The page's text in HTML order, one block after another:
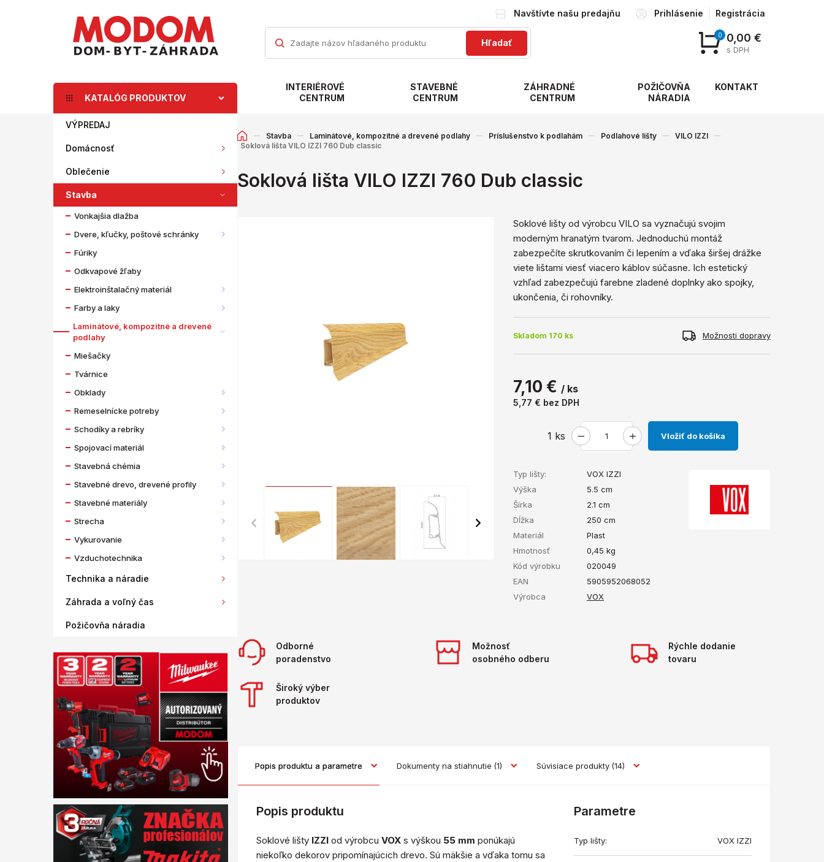
Navštívte našu predajňu Prihlásenie Registrácia
Hľadať
0 0,00 €
s DPH
INTERIÉROVÉ
CENTRUM
STAVEBNÉ
CENTRUM
ZÁHRADNÉ
CENTRUM
POŽIČOVŇA
NÁRADIA
KONTAKT
KATALÓG PRODUKTOV
VÝPREDAJ
Domácnosť
Oblečenie
Stavba
Vonkajšia dlažba
Dvere, kľučky, poštové schránky
Fúriky
Odkvapové žľaby
Elektroinštalačný materiál
Farby a laky
Laminátové, kompozitné a drevené
podlahy
Miešačky
Tvárnice
Obklady
Remeselnícke potreby
Schodíky a rebríky
Spojovací materiál
Stavebná chémia
Stavebné drevo, drevené profily
Stavebné materiály
Strecha
Vykurovanie
Vzduchotechnika
Technika a náradie
Záhrada a voľný čas
Požičovňa náradia
Stavba Laminátové, kompozitné a drevené podlahy Príslušenstvo k podlahám Podlahové lišty
VILO IZZI
Soklová lišta VILO IZZI 760 Dub classic
Soklová lišta VILO IZZI 760 Dub classic
Soklové lišty od výrobcu VILO sa vyznačujú svojim
moderným hranatým tvarom. Jednoduchú montáž
zabezpečíte skrutkovaním či lepením a vďaka širšej drážke
viete lištami viesť viacero káblov súčasne. Ich estetický
vzhľad zabezpečujú farebne zladené doplnky ako spojky,
ukončenia, či rohovníky.
Skladom 170 ks Možnosti dopravy
7,10 € / ks
5,77 € bez DPH
1 ks Vložiť do košíka
Typ lišty:
VOX IZZI
Výška
5.5 cm
Šírka
2.1 cm
Dĺžka
250 cm
Materiál
Plast
Hmotnosť
0,45 kg
Kód výrobku
020049
EAN
5905952068052
Výrobca
VOX
Odborné
poradenstvo
Možnosť
osobného odberu
Rýchle dodanie
tovaru
Široký výber
produktov
Popis produktu a parametre Dokumenty na stiahnutie (1) Súvisiace produkty (14)
Popis produktu
Soklové lišty IZZI od výrobcu VOX s výškou 55 mm ponúkajú
niekoľko dekorov pripomínajúcich drevo. Sú mäkšie a vďaka tomu sa
Parametre
Typ lišty: VOX IZZI